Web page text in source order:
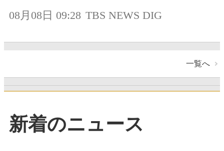
08月08日 09:28 TBS NEWS DIG
一覧へ
新着のニュース